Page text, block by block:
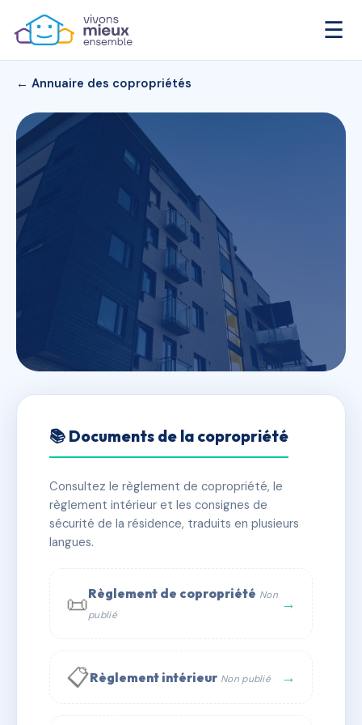
☰
← Annuaire des copropriétés
SDC 19 LAVOISIER
✓ Immatriculée 🏠 103 lots 🏗 1 bâtiment(s)
📞 Contacter Syndic Digital
📚 Documents de la copropriété
Consultez le règlement de copropriété, le
règlement intérieur et les consignes de
sécurité de la résidence, traduits en plusieurs
langues.
📜Règlement de copropriété Non
publié
→
📋Règlement intérieur Non publié →